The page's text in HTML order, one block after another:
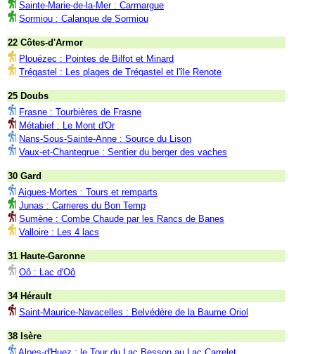
Sainte-Marie-de-la-Mer : Carmargue
Sormiou : Calanque de Sormiou
22 Côtes-d'Armor
Plouézec : Pointes de Bilfot et Minard
Trégastel : Les plages de Trégastel et l'île Renote
25 Doubs
Frasne : Tourbières de Frasne
Métabief : Le Mont d'Or
Nans-Sous-Sainte-Anne : Source du Lison
Vaux-et-Chantegrue : Sentier du berger des vaches
30 Gard
Aigues-Mortes : Tours et remparts
Junas : Carrieres du Bon Temp
Sumène : Combe Chaude par les Rancs de Banes
Valloire : Les 4 lacs
31 Haute-Garonne
Oô : Lac d'Oô
34 Hérault
Saint-Maurice-Navacelles : Belvédère de la Baume Oriol
38 Isère